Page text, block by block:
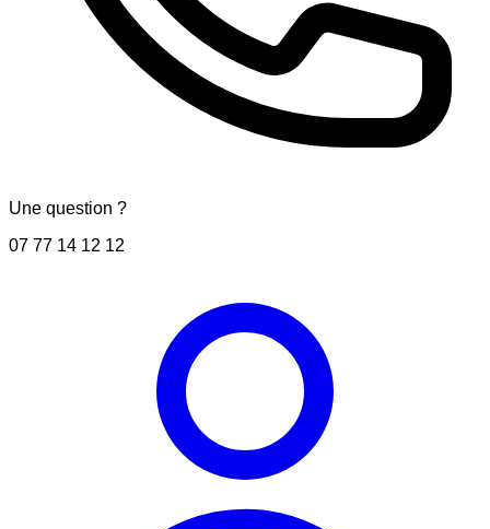
Une question ?
07 77 14 12 12